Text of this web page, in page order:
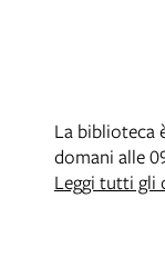
La biblioteca
domani alle
Leggi tutti gli